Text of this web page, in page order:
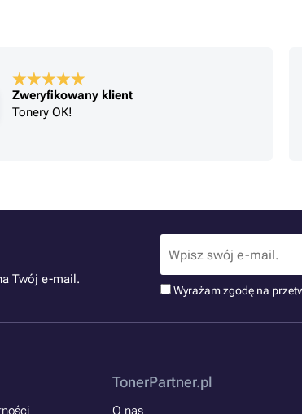
Zweryfikowany klient
Tonery OK!
Twój e-mail.
Wyrażam zgodę na
TonerPartner.pl
O nas